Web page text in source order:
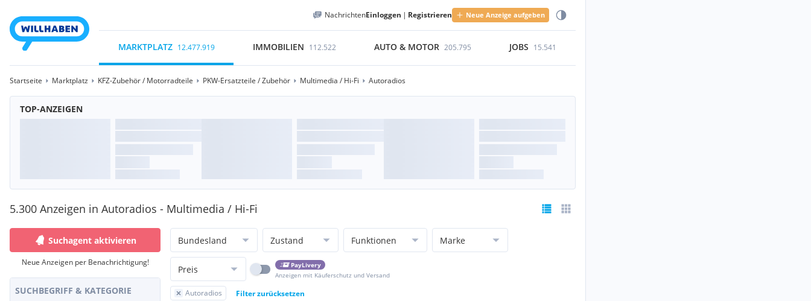
NachrichtenEinloggen | Registrieren Neue Anzeige aufgeben
MARKTPLATZ 12.477.919 IMMOBILIEN 112.522 AUTO & MOTOR 205.795 JOBS 15.541
Startseite Marktplatz KFZ-Zubehör / Motorradteile PKW-Ersatzteile / Zubehör Multimedia / Hi-Fi Autoradios
TOP-ANZEIGEN
5.300 Anzeigen in Autoradios - Multimedia / Hi-Fi
Suchagent aktivieren
Neue Anzeigen per Benachrichtigung!
SUCHBEGRIFF & KATEGORIE
Bundesland Zustand Funktionen Marke
Preis
PayLivery
Anzeigen mit Käuferschutz und Versand
Autoradios Filter zurücksetzen